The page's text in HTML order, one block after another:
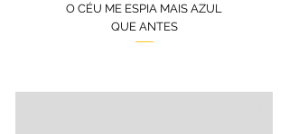
O CÉU ME ESPIA MAIS AZUL
QUE ANTES